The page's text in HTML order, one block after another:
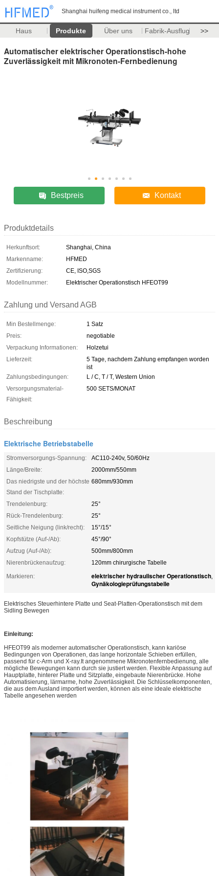
Shanghai huifeng medical instrument co., ltd
Haus Produkte Über uns Fabrik-Ausflug >>
Automatischer elektrischer Operationstisch-hohe
Zuverlässigkeit mit Mikronoten-Fernbedienung
Bestpreis Kontakt
Produktdetails
Herkunftsort:
Shanghai, China
Markenname:
HFMED
Zertifizierung:
CE, ISO,SGS
Modellnummer:
Elektrischer Operationstisch HFEOT99
Zahlung und Versand AGB
Min Bestellmenge:
1 Satz
Preis:
negotiable
Verpackung Informationen:
Holzetui
Lieferzeit:
5 Tage, nachdem Zahlung empfangen worden
ist
Zahlungsbedingungen:
L / C, T / T, Western Union
Versorgungsmaterial-
Fähigkeit:
500 SETS/MONAT
Beschreibung
Elektrische Betriebstabelle
Stromversorgungs-Spannung:
AC110-240v, 50/60Hz
Länge/Breite:
2000mm/550mm
Das niedrigste und der höchste
Stand der Tischplatte:
680mm/930mm
Trendelenburg:
25°
Rück-Trendelenburg:
25°
Seitliche Neigung (link/recht):
15°/15°
Kopfstütze (Auf-/Ab):
45°/90°
Aufzug (Auf-/Ab):
500mm/800mm
Nierenbrückenaufzug:
120mm chirurgische Tabelle
Markieren:
elektrischer hydraulischer Operationstisch,
Gynäkologieprüfungstabelle
Elektrisches Steuerhintere Platte und Seat-Platten-Operationstisch mit dem
Sidling Bewegen
Einleitung:
HFEOT99 als moderner automatischer Operationstisch, kann kariöse
Bedingungen von Operationen, das lange horizontale Schieben erfüllen,
passend für c-Arm und X-ray.It angenommene Mikronotenfernbedienung, alle
mögliche Bewegungen kann durch sie justiert werden. Flexible Anpassung auf
Hauptplatte, hinterer Platte und Sitzplatte, eingebaute Nierenbrücke. Hohe
Automatisierung, lärmarme, hohe Zuverlässigkeit. Die Schlüsselkomponenten,
die aus dem Ausland importiert werden, können als eine ideale elektrische
Tabelle angesehen werden